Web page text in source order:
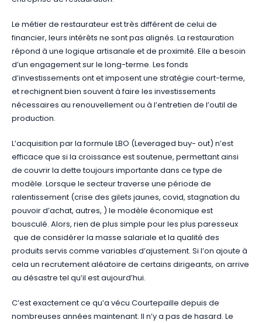
Le métier de restaurateur est très différent de celui de
financier, leurs intérêts ne sont pas alignés. La restauration
répond à une logique artisanale et de proximité. Elle a besoin
d’un engagement sur le long-terme. Les fonds
d’investissements ont et imposent une stratégie court-terme,
et rechignent bien souvent à faire les investissements
nécessaires au renouvellement ou à l’entretien de l’outil de
production.
L’acquisition par la formule LBO (Leveraged buy- out) n’est
efficace que si la croissance est soutenue, permettant ainsi
de couvrir la dette toujours importante dans ce type de
modèle. Lorsque le secteur traverse une période de
ralentissement (crise des gilets jaunes, covid, stagnation du
pouvoir d’achat, autres, ) le modèle économique est
bousculé. Alors, rien de plus simple pour les plus paresseux
que de considérer la masse salariale et la qualité des
produits servis comme variables d’ajustement. Si l’on ajoute à
cela un recrutement aléatoire de certains dirigeants, on arrive
au désastre tel qu’il est aujourd’hui.
C’est exactement ce qu’a vécu Courtepaille depuis de
nombreuses années maintenant. Il n’y a pas de hasard. Le